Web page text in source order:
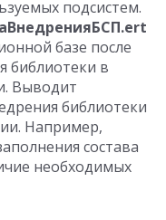
подсистем.
базе после
библиотеки в
Выводит
библиотеки
Например,
состава
необходимых